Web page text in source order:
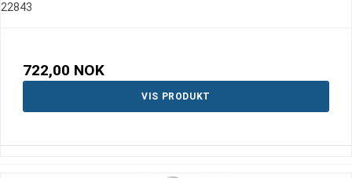
22843
722,00 NOK
VIS PRODUKT